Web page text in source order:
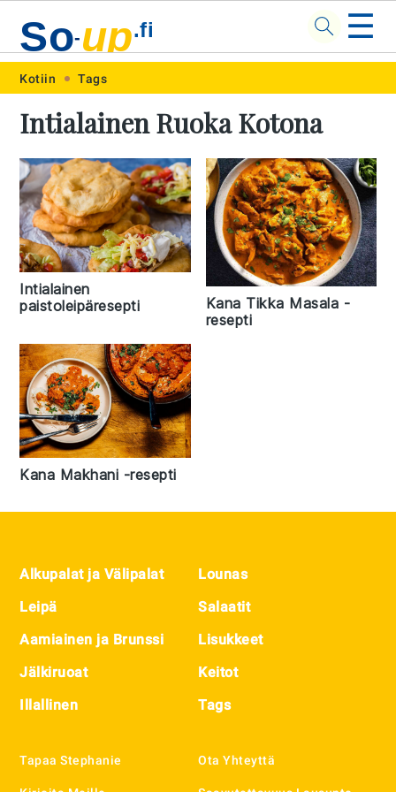
Skip
primary
navigation
Skip
main
content
Skip
primary
sidebar
Skip
footer
So-up.fi ☰
Kotiin Tags
Intialainen Ruoka Kotona
Intialainen
paistoleipäresepti
Kana Tikka Masala -
resepti
Kana Makhani -resepti
Footer
Alkupalat ja Välipalat
Leipä
Aamiainen ja Brunssi
Jälkiruoat
Illallinen
Lounas
Salaatit
Lisukkeet
Keitot
Tags
Tapaa Stephanie Ota Yhteyttä